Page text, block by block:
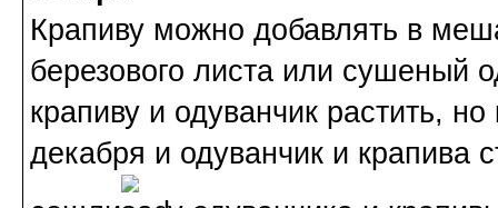
Крапиву можно добавлять в
березового листа или сушеный
крапиву и одуванчик растить,
декабря и одуванчик и крапива